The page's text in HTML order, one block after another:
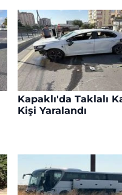
Kapaklı'da Taklalı
Kişi Yaralandı